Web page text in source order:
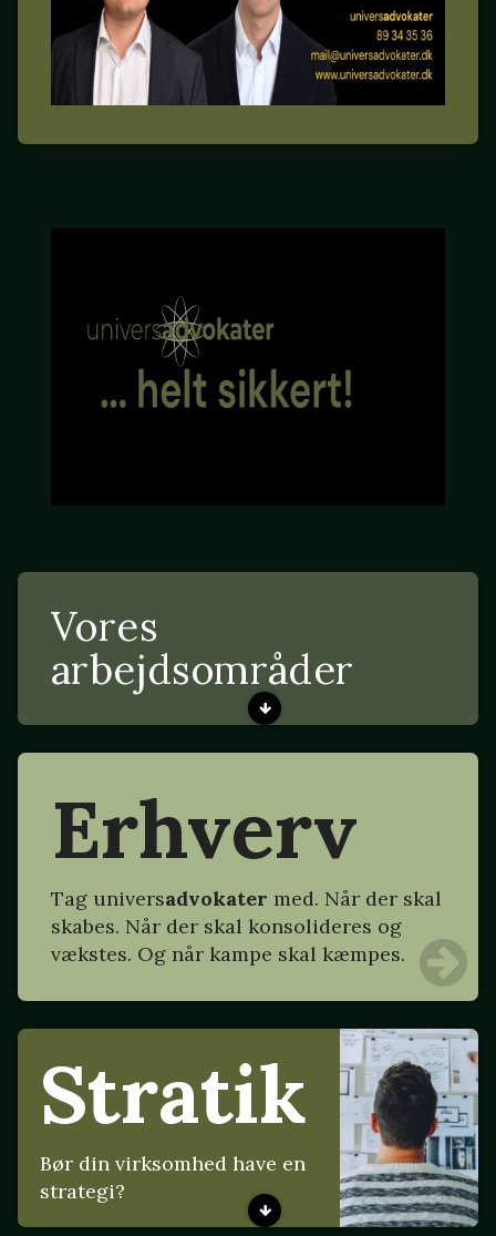
Vores
arbejdsområder
Erhverv
Tag universadvokater med. Når der skal
skabes. Når der skal konsolideres og
vækstes. Og når kampe skal kæmpes.
Stratik
Bør din virksomhed have en
strategi?